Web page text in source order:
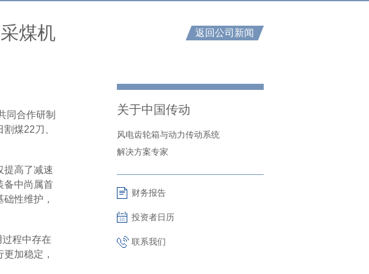
煤机
同合作研制
煤22刀、
提高了减速
备中尚属首
性维护，
程中存在
加稳定，
返回公司新闻
关于中国传动
风电齿轮箱与动力传动系统
解决方案专家
财务报告
投资者日历
联系我们